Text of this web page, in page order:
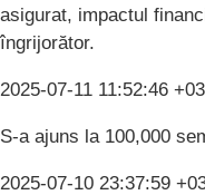
asigurat, impactul
îngrijorător.
2025-07-11 11:52:46
S-a ajuns la 100,000
2025-07-10 23:37:59